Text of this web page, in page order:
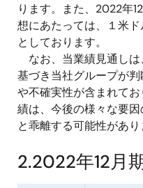
ります。また、2022年
想にあたっては、１米ド
としております。
なお、当業績見通しは
基づき当社グループが
や不確実性が含まれて
績は、今後の様々な要
と乖離する可能性があり
2.2022年12月